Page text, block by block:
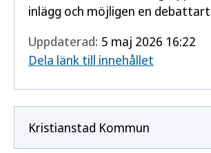
inlägg och möjligen en
Uppdaterad: 5 maj 2026 16:22
Dela länk till innehållet
Kristianstad Kommun